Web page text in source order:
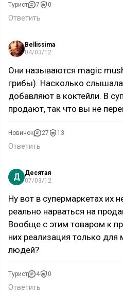
Турист 7 0
Ответить
Bellissima
04/03/12
Они называются magic
грибы). Насколько
добавляют в коктейли. В
продают, так что вы не
Новичок 27 13
Ответить
Д
Десятая
07/03/12
Ну вот в супермаркетах их
реально нарваться на
Вообще с этим товаром к
них реализация только
людей?
Турист 4 0
Ответить